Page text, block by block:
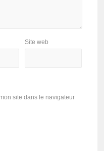
Site web
site dans le navigateur